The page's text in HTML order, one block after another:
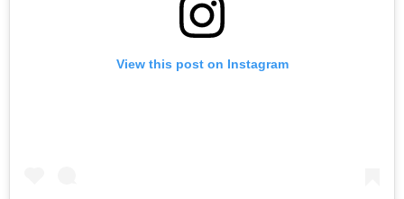
View this post on Instagram